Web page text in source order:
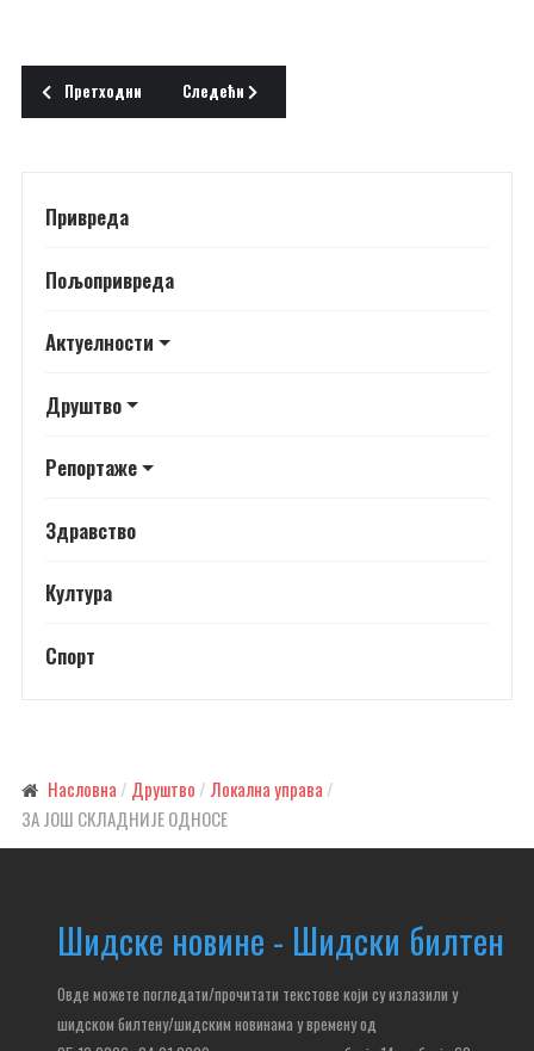
Претходни чланак: ПОТРЕБАН ШТО ШИРИ КОНСЕНЗУС
Претходни Следећи чланак: НЕОПХОДНА ПОМОЋ
Следећи
Привреда
Пољопривреда
Актуелности
Друштво
Репортаже
Здравство
Култура
Спорт
Насловна Друштво
Локална управа
ЗА ЈОШ СКЛАДНИЈЕ ОДНОСЕ
Шидске новине - Шидски билтен
Овде можете погледати/прочитати текстове који су излазили у
шидском билтену/шидским новинама у времену од